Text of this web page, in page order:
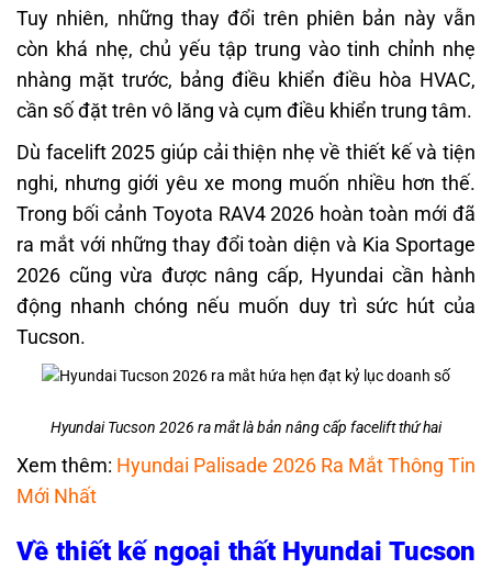
Tuy nhiên, những thay đổi trên phiên bản này vẫn
còn khá nhẹ, chủ yếu tập trung vào tinh chỉnh nhẹ
nhàng mặt trước, bảng điều khiển điều hòa HVAC,
cần số đặt trên vô lăng và cụm điều khiển trung tâm.
Dù facelift 2025 giúp cải thiện nhẹ về thiết kế và tiện
nghi, nhưng giới yêu xe mong muốn nhiều hơn thế.
Trong bối cảnh Toyota RAV4 2026 hoàn toàn mới đã
ra mắt với những thay đổi toàn diện và Kia Sportage
2026 cũng vừa được nâng cấp, Hyundai cần hành
động nhanh chóng nếu muốn duy trì sức hút của
Tucson.
Hyundai Tucson 2026 ra mắt là bản nâng cấp facelift thứ hai
Xem thêm: Hyundai Palisade 2026 Ra Mắt Thông Tin
Mới Nhất
Về thiết kế ngoại thất Hyundai Tucson